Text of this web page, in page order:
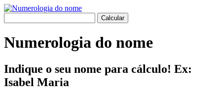
Numerologia do nome
Indique o seu nome para cálculo! Ex:
Isabel Maria